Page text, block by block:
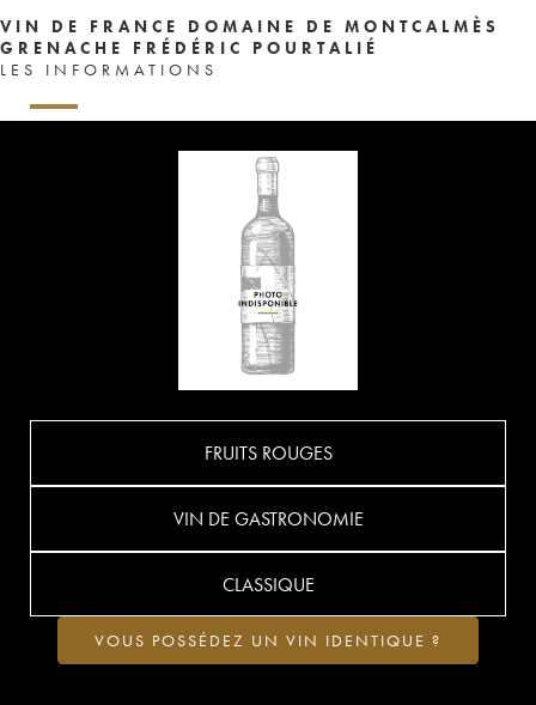
VIN DE FRANCE DOMAINE DE MONTCALMÈS
GRENACHE FRÉDÉRIC POURTALIÉ
LES INFORMATIONS
FRUITS ROUGES
VIN DE GASTRONOMIE
CLASSIQUE
VOUS POSSÉDEZ UN VIN IDENTIQUE ?